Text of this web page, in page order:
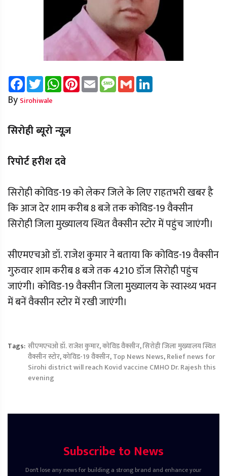
FacebookTwitterWhatsAppPinterest
Email Message
Gmail
By Sirohiwale
सिरोही ब्यूरो न्यूज़
रिपोर्ट हरीश दवे
सिरोही कोविड-19 को लेकर जिले के लिए राहतभरी खबर है
कि आज देर शाम करीब 8 बजे तक कोविड-19 वैक्सीन
सिरोही जिला मुख्यालय स्थित वैक्सीन स्टोर में पहुंच जाएंगी।
सीएमएचओ डॉ. राजेश कुमार ने बताया कि कोविड-19 वैक्सीन
गुरुवार शाम करीब 8 बजे तक 4210 डॉज सिरोही पहुंच
जाएंगी। कोविड-19 वैक्सीन जिला मुख्यालय के स्वास्थ्य भवन
में बनें वैक्सीन स्टोर में रखी जाएंगी।
Tags: सीएमएचओ डॉ. राजेश कुमार,कोविड वैक्सीन,सिरोही जिला मुख्यालय स्थित
वैक्सीन स्टोर,कोविड-19 वैक्सीन,Top News News,Relief news for
Sirohi district will reach Kovid vaccine CMHO Dr. Rajesh this
evening
Subscribe to News
Don't lose any news for building a strong brand and enhance your